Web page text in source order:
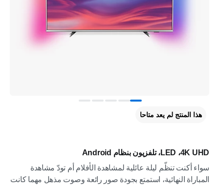
4K UHD،‏ LED، تلفزيون بنظام Android
سواء أكنت تنظّم ليلة عائلية لمشاهدة الأفلام أم تودّ مشاهدة
المباراة النهائية، استمتع بجودة صور رائعة وصوت مذهل مهما كانت
هذا المنتج لم يعد متاحا